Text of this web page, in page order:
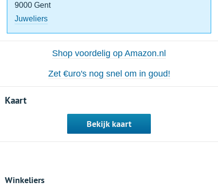
9000 Gent
Juweliers
Shop voordelig op Amazon.nl
Zet €uro's nog snel om in goud!
Kaart
Bekijk kaart
Winkeliers